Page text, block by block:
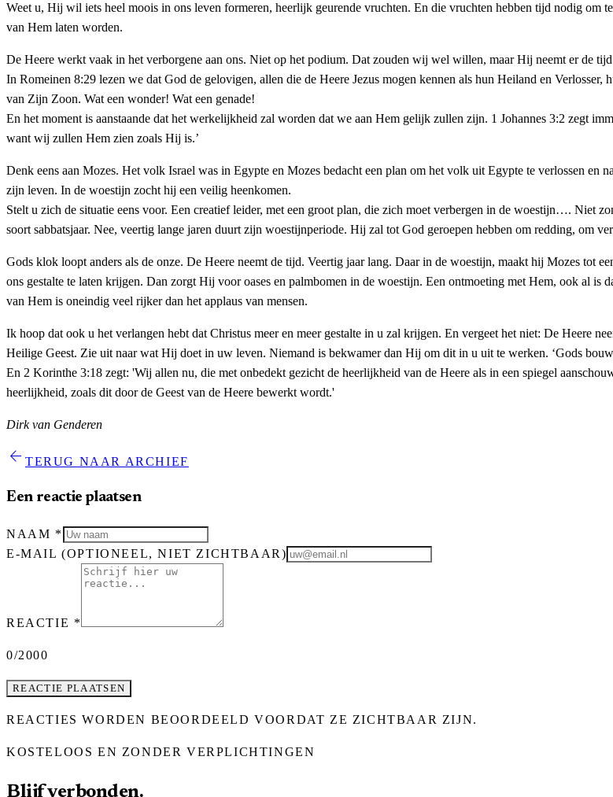
Weet u, Hij wil iets heel moois in ons leven formeren, heerlijk geurende vruchten. En die vruchten hebben tijd nodig
van Hem laten worden.
De Heere werkt vaak in het verborgene aan ons. Niet op het podium. Dat zouden wij wel willen, maar Hij neemt er de
In Romeinen 8:29 lezen we dat God de gelovigen, allen die de Heere Jezus mogen kennen als hun Heiland en
van Zijn Zoon. Wat een wonder! Wat een genade!
En het moment is aanstaande dat het werkelijkheid zal worden dat we aan Hem gelijk zullen zijn. 1 Johannes 3:2 zegt
want wij zullen Hem zien zoals Hij is.’
Denk eens aan Mozes. Het volk Israel was in Egypte en Mozes bedacht een plan om het volk uit Egypte te verlossen en
zijn leven. In de woestijn zocht hij een veilig heenkomen.
Stelt u zich de situatie eens voor. Een creatief leider, met een groot plan, die zich moet verbergen in de woestijn…. Niet
soort sabbatsjaar. Nee, veertig lange jaren duurt zijn woestijnperiode. Hij zal tot God geroepen hebben om redding, om
Gods klok loopt anders als de onze. De Heere neemt de tijd. Veertig jaar lang. Daar in de woestijn, maakt hij Mozes tot
ons gestalte te laten krijgen. Dan zorgt Hij voor oases en palmbomen in de woestijn. Een ontmoeting met Hem, ook al is
van Hem is oneindig veel rijker dan het applaus van mensen.
Ik hoop dat ook u het verlangen hebt dat Christus meer en meer gestalte in u zal krijgen. En vergeet het niet: De Heere
Heilige Geest. Zie uit naar wat Hij doet in uw leven. Niemand is bekwamer dan Hij om dit in u uit te werken. ‘Gods
En 2 Korinthe 3:18 zegt: 'Wij allen nu, die met onbedekt gezicht de heerlijkheid van de Heere als in een spiegel
heerlijkheid, zoals dit door de Geest van de Heere bewerkt wordt.'
Dirk van Genderen
arrow_back TERUG NAAR ARCHIEF
Een reactie plaatsen
NAAM *
E-MAIL(OPTIONEEL, NIET ZICHTBAAR)
REACTIE *
0/2000
REACTIE PLAATSEN
REACTIES WORDEN BEOORDEELD VOORDAT ZE ZICHTBAAR ZIJN.
KOSTELOOS EN ZONDER VERPLICHTINGEN
Blijf verbonden.